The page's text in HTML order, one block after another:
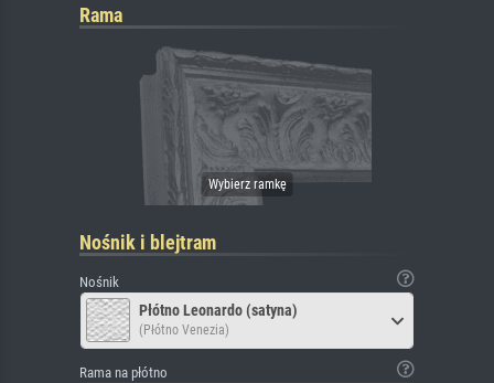
Rama
Nośnik i blejtram
Nośnik
Płótno Leonardo (satyna)
(Płótno Venezia)
Rama na płótno